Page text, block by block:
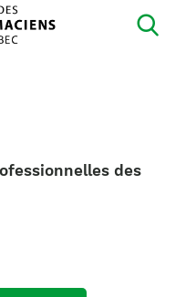
des